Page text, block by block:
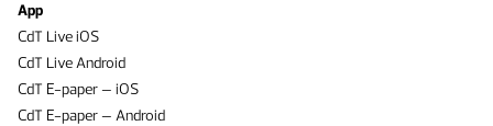
App
CdT Live iOS
CdT Live Android
CdT E-paper – iOS
CdT E-paper – Android